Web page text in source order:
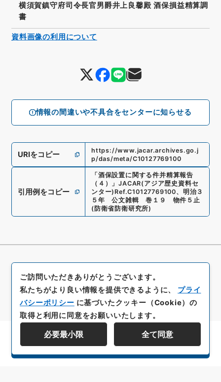
情報の間違いや不具合をセンターに知らせる
横須賀鎮守府司令長官男爵井上良馨殿 酒保損益精算調
書
URIをコピー
https://www.jacar.archives.go.j
p/das/meta/C10127769100
引用例をコピー
「 酒保設置に関する件并精算報告
（４）
」JACAR(アジア歴史資料セ
ンター) Ref.C10127769100、 明治３
５年 公文雑輯 巻１９ 物件５止
( 防衛省防衛研究所)
資料画像の利用について
資料群階層を表示する
ご訪問いただきありがとうございます。
私たちがより良い情報を提供できるように、 プライ
バシーポリシー に基づいたクッキー（Cookie）の
取得と利用に同意をお願いいたします。
必要最小限 全て同意